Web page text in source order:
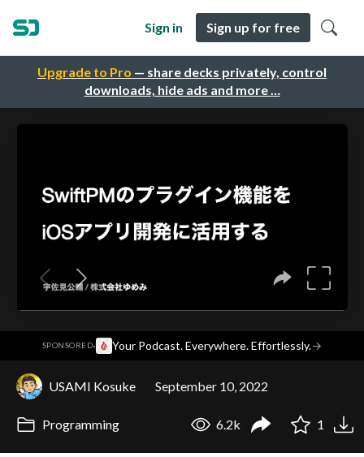
Upgrade to Pro — share decks privately, control
downloads, hide ads and more …
Sign in Sign up for free
SPONSORED· Your Podcast. Everywhere. Effortlessly.→
USAMI Kosuke September 10, 2022
Programming 6.2k 1